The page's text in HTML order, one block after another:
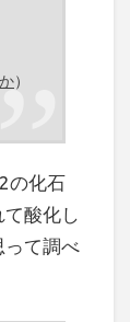
）
の化石
酸化し
て調べ